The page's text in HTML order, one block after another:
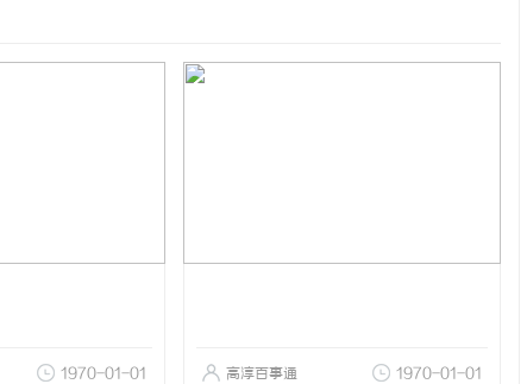
1970-01-01 高淳百事通 1970-01-01